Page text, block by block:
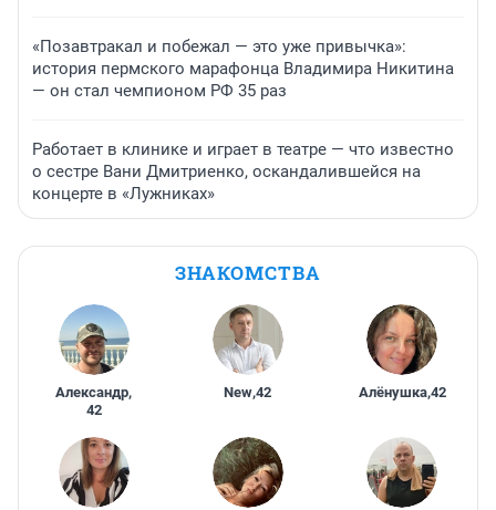
«Позавтракал и побежал — это уже привычка»:
история пермского марафонца Владимира Никитина
— он стал чемпионом РФ 35 раз
Работает в клинике и играет в театре — что известно
о сестре Вани Дмитриенко, оскандалившейся на
концерте в «Лужниках»
ЗНАКОМСТВА
Александр,
42
New,42 Алёнушка,42